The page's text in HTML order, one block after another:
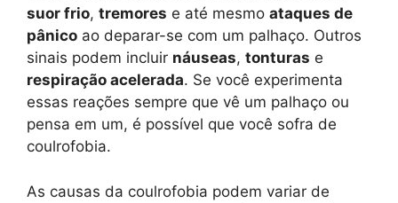
suor frio, tremores e até mesmo ataques de
pânico ao deparar-se com um palhaço. Outros
sinais podem incluir náuseas, tonturas e
respiração acelerada. Se você experimenta
essas reações sempre que vê um palhaço ou
pensa em um, é possível que você sofra de
coulrofobia.
As causas da coulrofobia podem variar de